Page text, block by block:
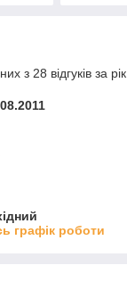
з 28 відгуків за рік
графік роботи